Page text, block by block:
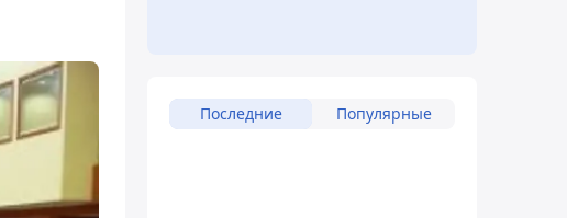
Последние Популярные